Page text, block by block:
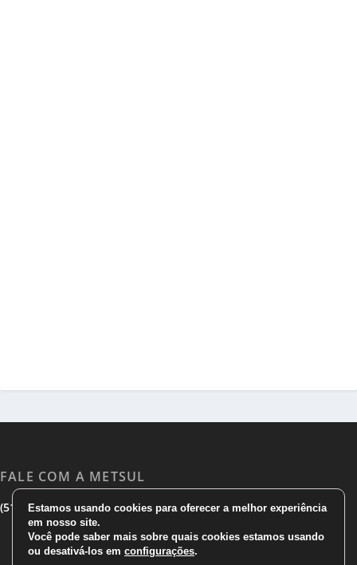
FALE COM A METSUL
(51) 3533 1983|(51)3785 7752|comercial@metsul.com
Estamos usando cookies para oferecer a melhor experiência
em nosso site.
Você pode saber mais sobre quais cookies estamos usando
ou desativá-los em configurações.